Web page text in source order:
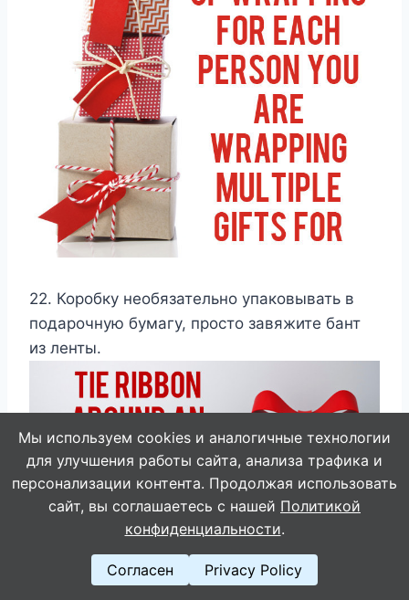
22. Коробку необязательно упаковывать в
подарочную бумагу, просто завяжите бант
из ленты.
23. Бант на подарке должен привлекать все
Мы используем cookies и аналогичные технологии
для улучшения работы сайта, анализа трафика и
персонализации контента. Продолжая использовать
сайт, вы соглашаетесь с нашей Политикой
конфиденциальности.
Согласен Privacy Policy